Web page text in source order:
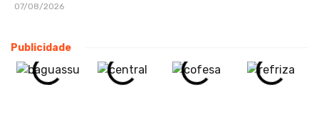
07/08/2026
Publicidade